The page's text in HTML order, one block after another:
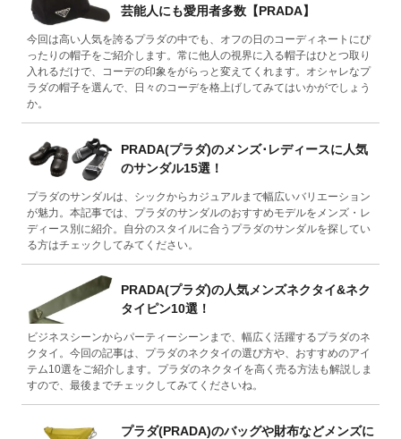
芸能人にも愛用者多数【PRADA】
今回は高い人気を誇るプラダの中でも、オフの日のコーディネートにぴ
ったりの帽子をご紹介します。常に他人の視界に入る帽子はひとつ取り
入れるだけで、コーデの印象をがらっと変えてくれます。オシャレなプ
ラダの帽子を選んで、日々のコーデを格上げしてみてはいかがでしょう
か。
PRADA(プラダ)のメンズ･レディースに人気
のサンダル15選！
プラダのサンダルは、シックからカジュアルまで幅広いバリエーション
が魅力。本記事では、プラダのサンダルのおすすめモデルをメンズ・レ
ディース別に紹介。自分のスタイルに合うプラダのサンダルを探してい
る方はチェックしてみてください。
PRADA(プラダ)の人気メンズネクタイ&ネク
タイピン10選！
ビジネスシーンからパーティーシーンまで、幅広く活躍するプラダのネ
クタイ。今回の記事は、プラダのネクタイの選び方や、おすすめのアイ
テム10選をご紹介します。プラダのネクタイを高く売る方法も解説しま
すので、最後までチェックしてみてくださいね。
プラダ(PRADA)のバッグや財布などメンズに